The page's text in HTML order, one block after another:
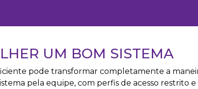
UM BOM SISTEMA
pode transformar completamente a
pela equipe, com perfis de acesso restrito